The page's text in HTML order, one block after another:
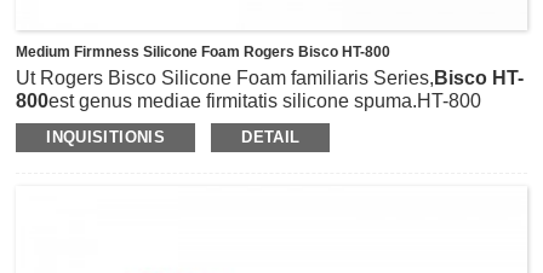
Medium Firmness Silicone Foam Rogers Bisco HT-800
Ut Rogers Bisco Silicone Foam familiaris Series, Bisco HT-
800est genus mediae firmitatis silicone spuma.HT-800
habet memoriam excellentem ac remissio accentus humilis
quae sustentationem minuere potest ex defectibus gasket
INQUISITIONIS DETAIL